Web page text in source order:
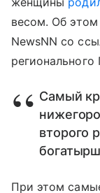
весом. Об
NewsNN со
Самый
второго
При этом